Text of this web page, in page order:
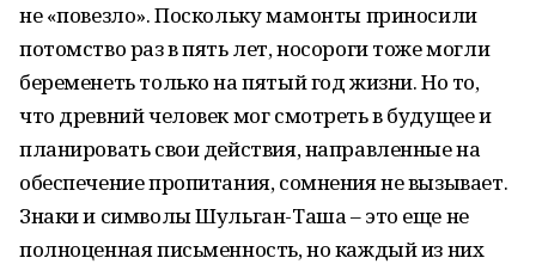
не «повезло». Поскольку мамонты приносили
потомство раз в пять лет, носороги тоже могли
беременеть только на пятый год жизни. Но то,
что древний человек мог смотреть в будущее и
планировать свои действия, направленные на
обеспечение пропитания, сомнения не вызывает.
Знаки и символы Шульган-Таша – это еще не
полноценная письменность, но каждый из них